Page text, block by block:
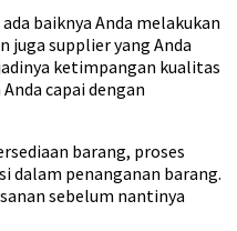
baiknya Anda melakukan
juga supplier yang Anda
ketimpangan kualitas
capai dengan
barang, proses
dalam penanganan barang.
sebelum nantinya